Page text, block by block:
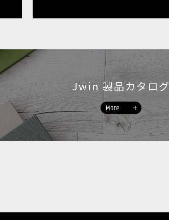
Jwin 製品カタログ